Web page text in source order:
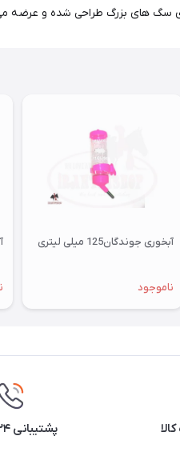
سگ های بزرگ طراحی شده و عرضه
آبخوری جوندگان125 میلی لیتری
ناموجود
پشتیبانی ۲۴ ساعته